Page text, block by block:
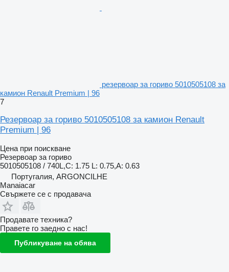
резервоар за гориво 5010505108 за
камион Renault Premium | 96
7
Резервоар за гориво 5010505108 за камион Renault
Premium | 96
Цена при поискване
Резервоар за гориво
5010505108 / 740L,C: 1.75 L: 0.75,A: 0.63
Португалия, ARGONCILHE
Manaiacar
Свържете се с продавача
Продавате техника?
Правете го заедно с нас!
Публикуване на обява